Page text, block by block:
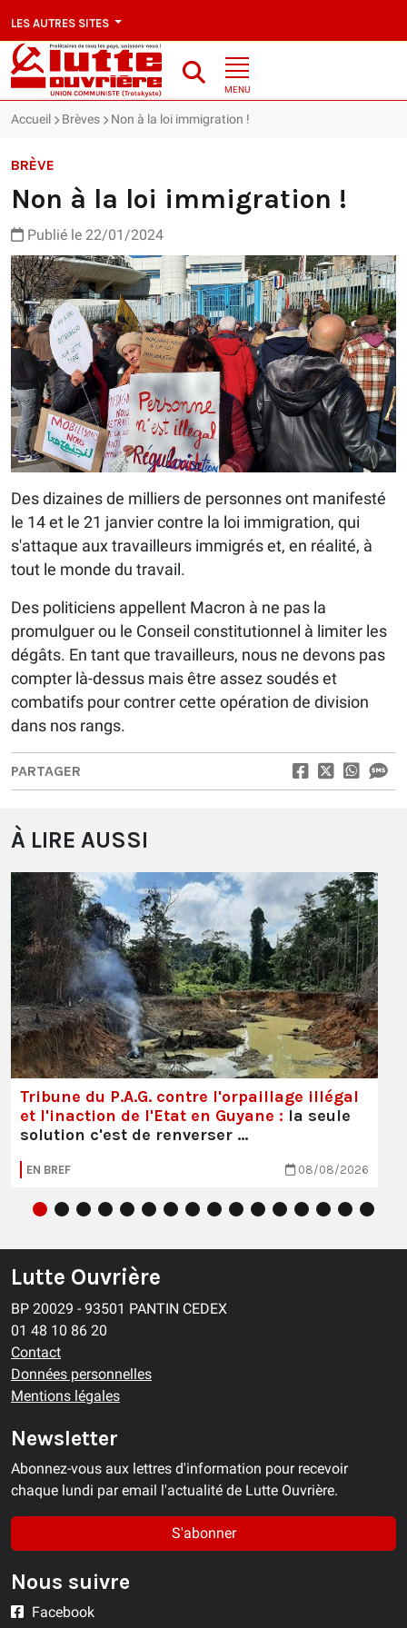
LES AUTRES SITES
MENU
Accueil Brèves Non à la loi immigration !
BRÈVE
Non à la loi immigration !
Publié le 22/01/2024
Des dizaines de milliers de personnes ont manifesté
le 14 et le 21 janvier contre la loi immigration, qui
s'attaque aux travailleurs immigrés et, en réalité, à
tout le monde du travail.
Des politiciens appellent Macron à ne pas la
promulguer ou le Conseil constitutionnel à limiter les
dégâts. En tant que travailleurs, nous ne devons pas
compter là-dessus mais être assez soudés et
combatifs pour contrer cette opération de division
dans nos rangs.
PARTAGER
À LIRE AUSSI
Tribune du P.A.G. contre l'orpaillage illégal
et l'inaction de l'Etat en Guyane : la seule
solution c'est de renverser …
EN BREF 08/08/2026
Lutte Ouvrière
BP 20029 - 93501 PANTIN CEDEX
01 48 10 86 20
Contact
Données personnelles
Mentions légales
Newsletter
Abonnez-vous aux lettres d'information pour recevoir
chaque lundi par email l'actualité de Lutte Ouvrière.
S'abonner
Nous suivre
Facebook